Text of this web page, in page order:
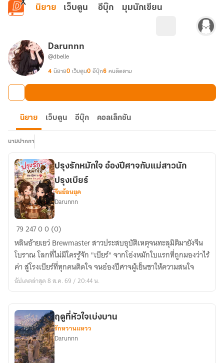
ข้ามไปยังเนื้อหาหลัก
นิยาย เว็บตูน อีบุ๊ก มุมนักเขียน
Darunnn
@dbelle
4 นิยาย0 เว็บตูน0 อีบุ๊ก6 คนติดตาม
นิยาย เว็บตูน อีบุ๊ก คอลเล็กชัน
นามปากกา
ปรุง
รัก
หมัก
ใจ
อ๋อง
ปีศาจ
แม่
สาว
นัก
ปรุง
เบียร์
ปรุงรักหมักใจ อ๋องปีศาจกับแม่สาวนัก
ปรุงเบียร์
จีนย้อนยุค
Darunnn
7924700 (0)
หลินอ้ายเยว่ Brewmaster สาวประสบอุบัติเหตุจนทะลุมิติมายังจีน
โบราณ โลกที่ไม่มีใครรู้จัก "เบียร์" จากโอ่งหมักใบแรกที่ถูกมองว่าไร้
ค่า สู่โรงเบียร์ที่ทุกคนติดใจ จนอ๋องปีศาจผู้เย็นชาให้ความสนใจ
อัปเดตล่าสุด 8 ส.ค. 69 / 20:44 น.
ฤดูที่หัวใจเบ่งบาน
รักหวานแหวว
Darunnn